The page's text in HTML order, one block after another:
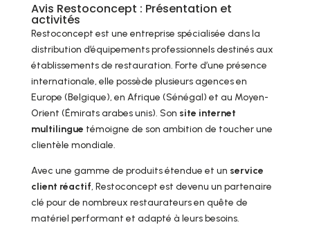
Avis Restoconcept : Présentation et
activités
Restoconcept est une entreprise spécialisée dans la
distribution d’équipements professionnels destinés aux
établissements de restauration. Forte d’une présence
internationale, elle possède plusieurs agences en
Europe (Belgique), en Afrique (Sénégal) et au Moyen-
Orient (Émirats arabes unis). Son site internet
multilingue témoigne de son ambition de toucher une
clientèle mondiale.
Avec une gamme de produits étendue et un service
client réactif, Restoconcept est devenu un partenaire
clé pour de nombreux restaurateurs en quête de
matériel performant et adapté à leurs besoins.